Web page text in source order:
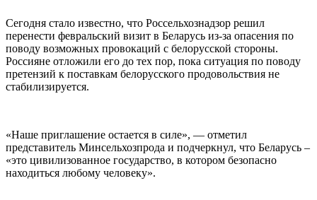
Сегодня стало известно, что Россельхознадзор решил
перенести февральский визит в Беларусь из-за опасения по
поводу возможных провокаций с белорусской стороны.
Россияне отложили его до тех пор, пока ситуация по поводу
претензий к поставкам белорусского продовольствия не
стабилизируется.
«Наше приглашение остается в силе», — отметил
представитель Минсельхозпрода и подчеркнул, что Беларусь –
«это цивилизованное государство, в котором безопасно
находиться любому человеку».